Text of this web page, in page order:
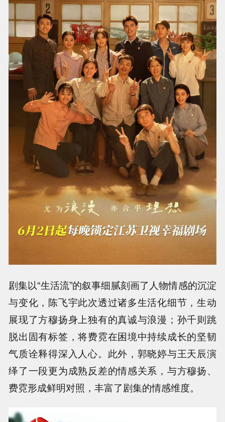
剧集以“生活流”的叙事细腻刻画了人物情感的沉淀
与变化，陈飞宇此次透过诸多生活化细节，生动
展现了方穆扬身上独有的真诚与浪漫；孙千则跳
脱出固有标签，将费霓在困境中持续成长的坚韧
气质诠释得深入人心。此外，郭晓婷与王天辰演
绎了一段更为成熟反差的情感关系，与方穆扬、
费霓形成鲜明对照，丰富了剧集的情感维度。